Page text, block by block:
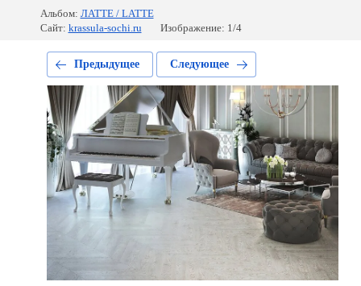
Альбом: ЛАТТЕ / LATTE
Сайт: krassula-sochi.ru Изображение: 1/4
Предыдущее Следующее